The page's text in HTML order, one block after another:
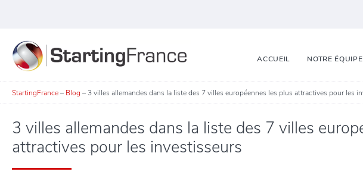
ACCUEIL NOTRE ÉQUIPE
StartingFrance– Blog – 3 villes allemandes dans la liste des 7 villes européennes les plus attractives pour les
3 villes allemandes dans la liste des 7 villes
attractives pour les investisseurs